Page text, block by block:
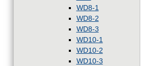
WD8-1
WD8-2
WD8-3
WD10-1
WD10-2
WD10-3